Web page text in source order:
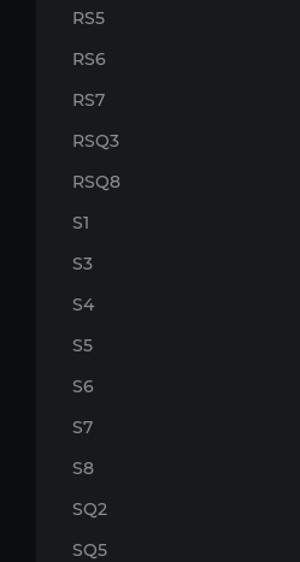
RS5
RS6
RS7
RSQ3
RSQ8
S1
S3
S4
S5
S6
S7
S8
SQ2
SQ5